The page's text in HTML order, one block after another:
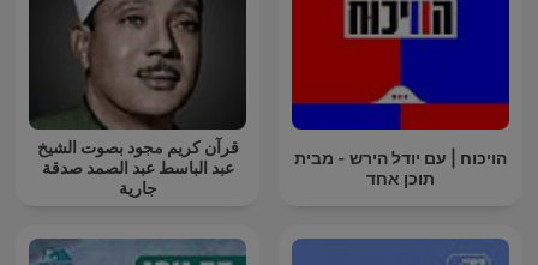
הויכוח | עם יודל הירש - מבית
תוכן אחד
قرآن كريم مجود بصوت الشيخ
عبد الباسط عبد الصمد صدقة
جارية